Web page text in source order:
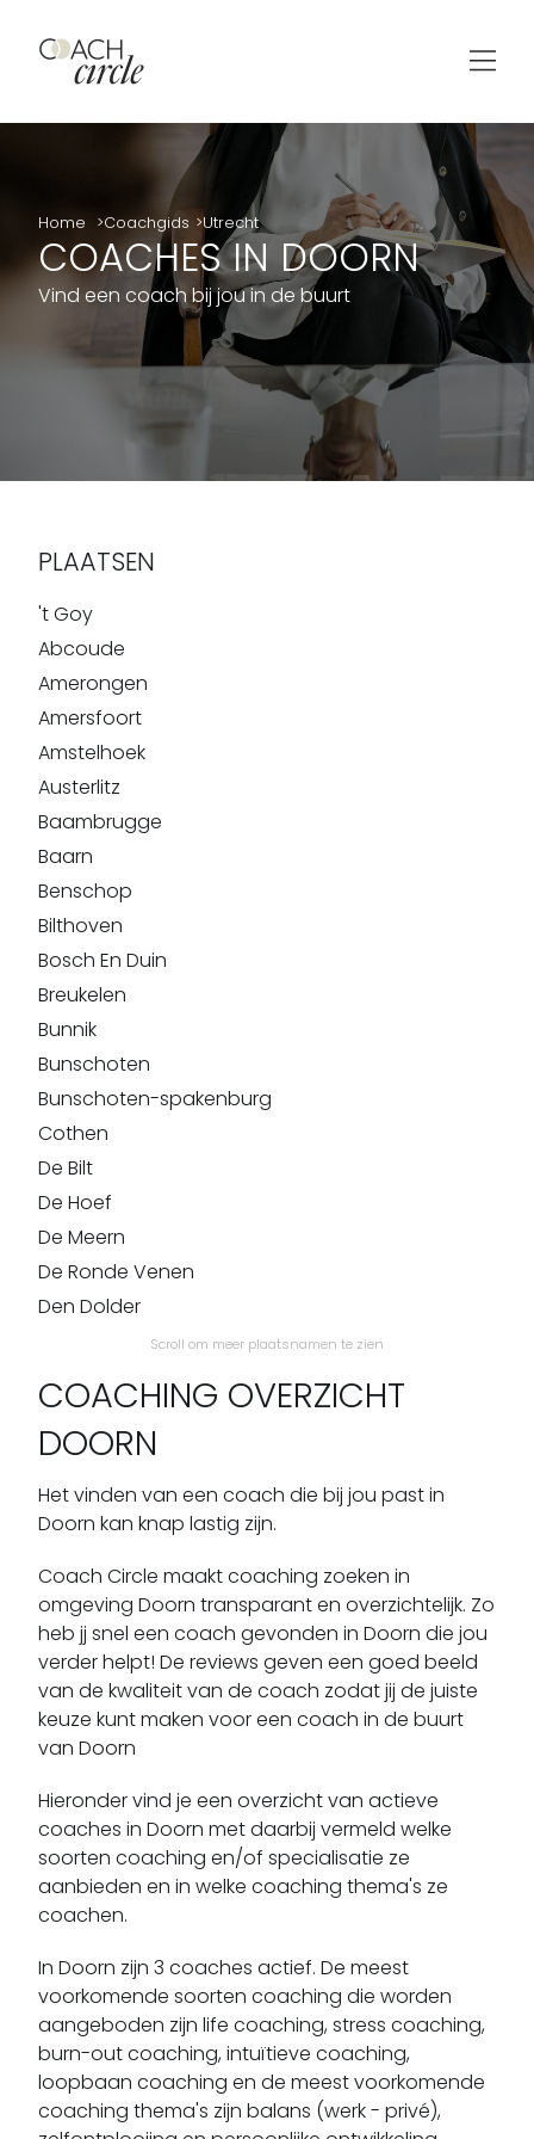
Home Coachgids Utrecht
COACHES IN DOORN
Vind een coach bij jou in de buurt
PLAATSEN
't Goy
Abcoude
Amerongen
Amersfoort
Amstelhoek
Austerlitz
Baambrugge
Baarn
Benschop
Bilthoven
Bosch En Duin
Breukelen
Bunnik
Bunschoten
Bunschoten-spakenburg
Cothen
De Bilt
De Hoef
De Meern
De Ronde Venen
Den Dolder
Driebergen-rijssenburg
Eemdijk
Everdingen
Haarzuilens
Hagestein
Harmelen
Hekendorp
Hollandsche Rading
Hoogland
Hooglanderveen
Houten
Ijsselstein
Jaarsveld
Kamerik
Kockengen
Lage Vuursche
Langbroek
Leersum
Leusden
Scroll om meer plaatsnamen te zien
COACHING OVERZICHT
DOORN
Het vinden van een coach die bij jou past in
Doorn kan knap lastig zijn.
Coach Circle maakt coaching zoeken in
omgeving Doorn transparant en overzichtelijk. Zo
heb jj snel een coach gevonden in Doorn die jou
verder helpt! De reviews geven een goed beeld
van de kwaliteit van de coach zodat jij de juiste
keuze kunt maken voor een coach in de buurt
van Doorn
Hieronder vind je een overzicht van actieve
coaches in Doorn met daarbij vermeld welke
soorten coaching en/of specialisatie ze
aanbieden en in welke coaching thema's ze
coachen.
In Doorn zijn 3 coaches actief. De meest
voorkomende soorten coaching die worden
aangeboden zijn life coaching, stress coaching,
burn-out coaching, intuïtieve coaching,
loopbaan coaching en de meest voorkomende
coaching thema's zijn balans (werk - privé),